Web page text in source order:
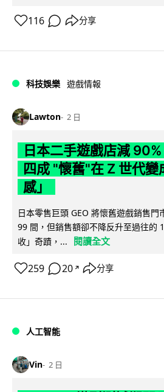
116 分享
科技娛樂 遊戲情報
Lawton 2 日
日本二手遊戲店減
四成 "懷舊"在 Z 世代變
感」
日本零售巨頭 GEO 將懷舊遊戲銷售門
99 間，但銷售額卻不降反升至過往的
收」奇蹟，...
閱讀全文
259 20 ↗ 分享
人工智能
Vin 2 日